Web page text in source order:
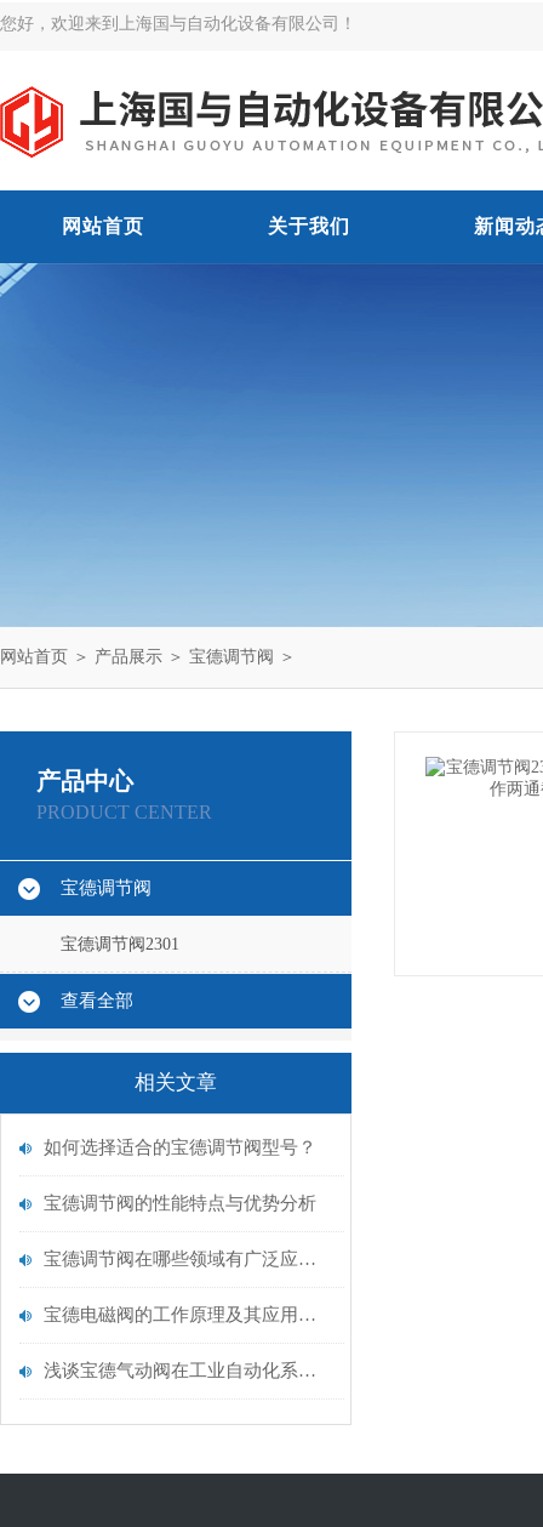
您好，欢迎来到上海国与自动化设备有限公司！
网站首页 关于我们 新闻动
网站首页 ＞ 产品展示 ＞ 宝德调节阀 ＞
产品中心
PRODUCT CENTER
宝德调节阀
宝德调节阀2301
查看全部
相关文章
如何选择适合的宝德调节阀型号？
宝德调节阀的性能特点与优势分析
宝德调节阀在哪些领域有广泛应用？
宝德电磁阀的工作原理及其应用领域
浅谈宝德气动阀在工业自动化系统中的作用